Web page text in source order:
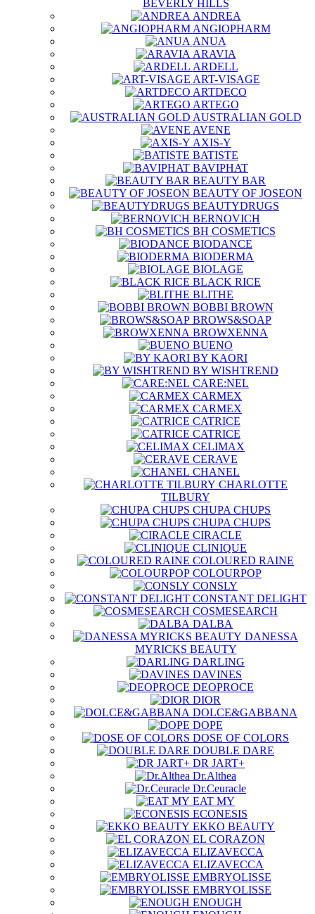
BEVERLY HILLS
ANDREA
ANGIOPHARM
ANUA
ARAVIA
ARDELL
ART-VISAGE
ARTDECO
ARTEGO
AUSTRALIAN GOLD
AVENE
AXIS-Y
BATISTE
BAVIPHAT
BEAUTY BAR
BEAUTY OF JOSEON
BEAUTYDRUGS
BERNOVICH
BH COSMETICS
BIODANCE
BIODERMA
BIOLAGE
BLACK RICE
BLITHE
BOBBI BROWN
BROWS&SOAP
BROWXENNA
BUENO
BY KAORI
BY WISHTREND
CARE:NEL
CARMEX
CARMEX
CATRICE
CATRICE
CELIMAX
CERAVE
CHANEL
CHARLOTTE
TILBURY
CHUPA CHUPS
CHUPA CHUPS
CIRACLE
CLINIQUE
COLOURED RAINE
COLOURPOP
CONSLY
CONSTANT DELIGHT
COSMESEARCH
DALBA
DANESSA
MYRICKS BEAUTY
DARLING
DAVINES
DEOPROCE
DIOR
DOLCE&GABBANA
DOPE
DOSE OF COLORS
DOUBLE DARE
DR JART+
Dr.Althea
Dr.Ceuracle
EAT MY
ECONESIS
EKKO BEAUTY
EL CORAZON
ELIZAVECCA
ELIZAVECCA
EMBRYOLISSE
EMBRYOLISSE
ENOUGH